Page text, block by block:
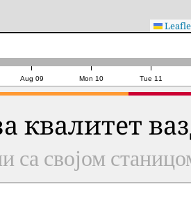
Aug 09 Mon 10 Tue 11
квалитет
својом